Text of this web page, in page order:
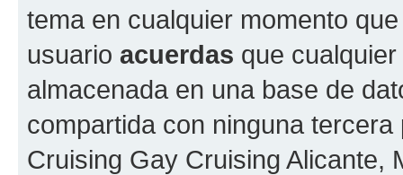
tema en cualquier momento
usuario acuerdas que
almacenada en una base de
compartida con ninguna
Cruising Gay Cruising Alicante,